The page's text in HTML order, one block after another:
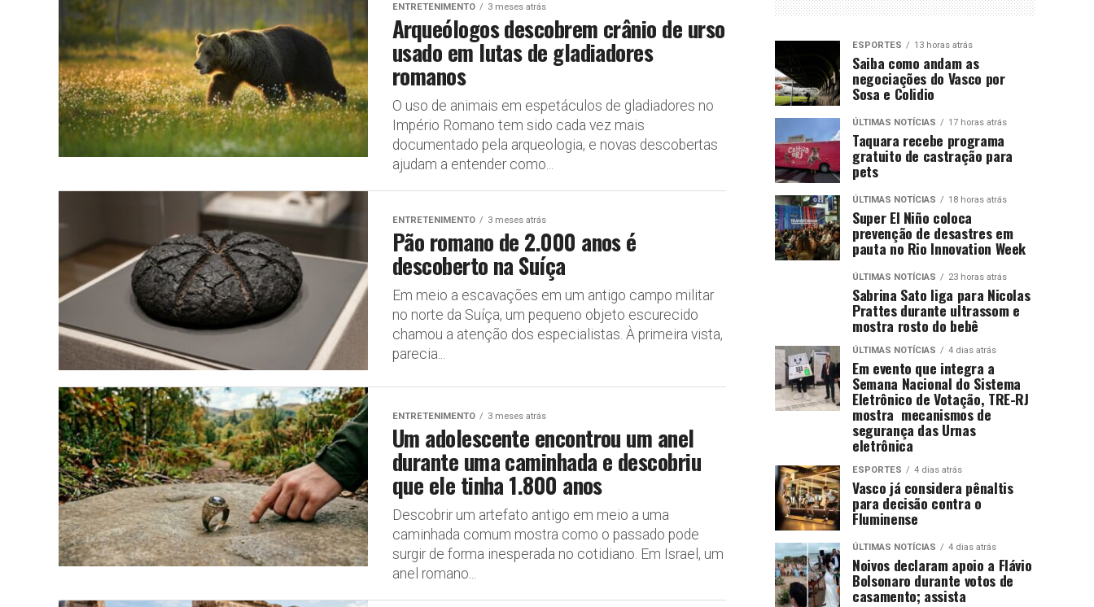
ENTRETENIMENTO 3 meses atrás
Arqueólogos descobrem crânio de urso
usado em lutas de gladiadores
romanos
O uso de animais em espetáculos de gladiadores no
Império Romano tem sido cada vez mais
documentado pela arqueologia, e novas descobertas
ajudam a entender como...
ENTRETENIMENTO 3 meses atrás
Pão romano de 2.000 anos é
descoberto na Suíça
Em meio a escavações em um antigo campo militar
no norte da Suíça, um pequeno objeto escurecido
chamou a atenção dos especialistas. À primeira vista,
parecia...
ENTRETENIMENTO 3 meses atrás
Um adolescente encontrou um anel
durante uma caminhada e descobriu
que ele tinha 1.800 anos
Descobrir um artefato antigo em meio a uma
caminhada comum mostra como o passado pode
surgir de forma inesperada no cotidiano. Em Israel, um
anel romano...
ESPORTES 13 horas atrás
Saiba como andam as
negociações do Vasco por
Sosa e Colidio
ÚLTIMAS NOTÍCIAS 17 horas atrás
Taquara recebe programa
gratuito de castração para
pets
ÚLTIMAS NOTÍCIAS 18 horas atrás
Super El Niño coloca
prevenção de desastres em
pauta no Rio Innovation Week
ÚLTIMAS NOTÍCIAS 23 horas atrás
Sabrina Sato liga para Nicolas
Prattes durante ultrassom e
mostra rosto do bebê
ÚLTIMAS NOTÍCIAS 4 dias atrás
Em evento que integra a
Semana Nacional do Sistema
Eletrônico de Votação, TRE-RJ
mostra mecanismos de
segurança das Urnas
eletrônica
ESPORTES 4 dias atrás
Vasco já considera pênaltis
para decisão contra o
Fluminense
ÚLTIMAS NOTÍCIAS 4 dias atrás
Noivos declaram apoio a Flávio
Bolsonaro durante votos de
casamento; assista